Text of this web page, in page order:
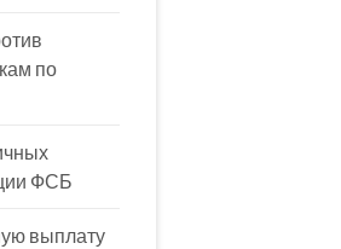
по
ФСБ
выплату